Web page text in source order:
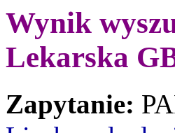
Wynik
Lekarska
Zapytanie: